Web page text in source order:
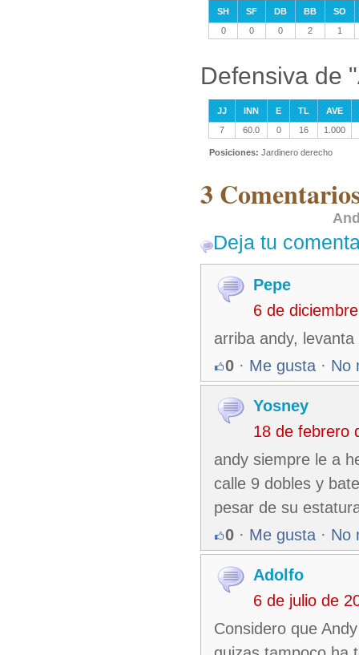
SH SF DB BB
SO
0
0 0 2 1
Defensiva de
JJ INN E TL
AVE
7
60.0 0 16 1.000
Posiciones: Jardinero derecho
3
Deja tu
Pepe
6 de
arriba andy,
0 · Me gusta · No
Yosney
18 de febrero
andy siempre le a
calle 9 dobles y
pesar de su
0 · Me gusta · No
Adolfo
6 de julio de
Considero que